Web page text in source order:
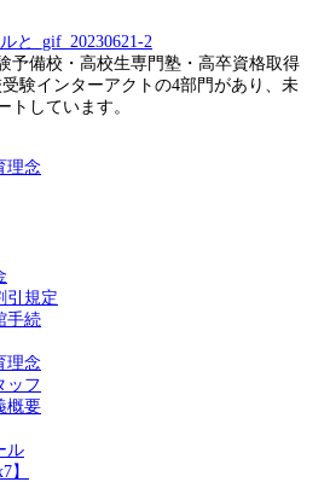
予備校・高校生専門塾・高卒資格取得
験インターアクトの4部門があり、未
トしています。
理念
引規定
手続
理念
ッフ
概要
ル
】